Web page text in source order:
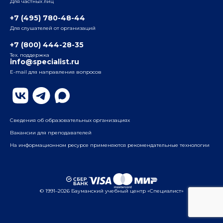
Радио
ул. Радио, д.24, корпус 1, 2-й подъезд, 2-й этаж
ул. Воронцовская, д. 35Б, корп.2, 5-й этаж
Бауманский
ул. Бауманская, д. 6, стр. 2, бизнес-центр «Виктория
Плаза», 4-й этаж
+7 (495) 780-48-44
Для слушателей от организаций
+7 (800) 444-28-35
Тех. поддержка
info@specialist.ru
E-mail для направления вопросов
Сведения об образовательных организациях
Вакансии для преподавателей
На информационном ресурсе применяются рекомендательные технологии
© 1991–2026 Бауманский учебный центр «Специалист»